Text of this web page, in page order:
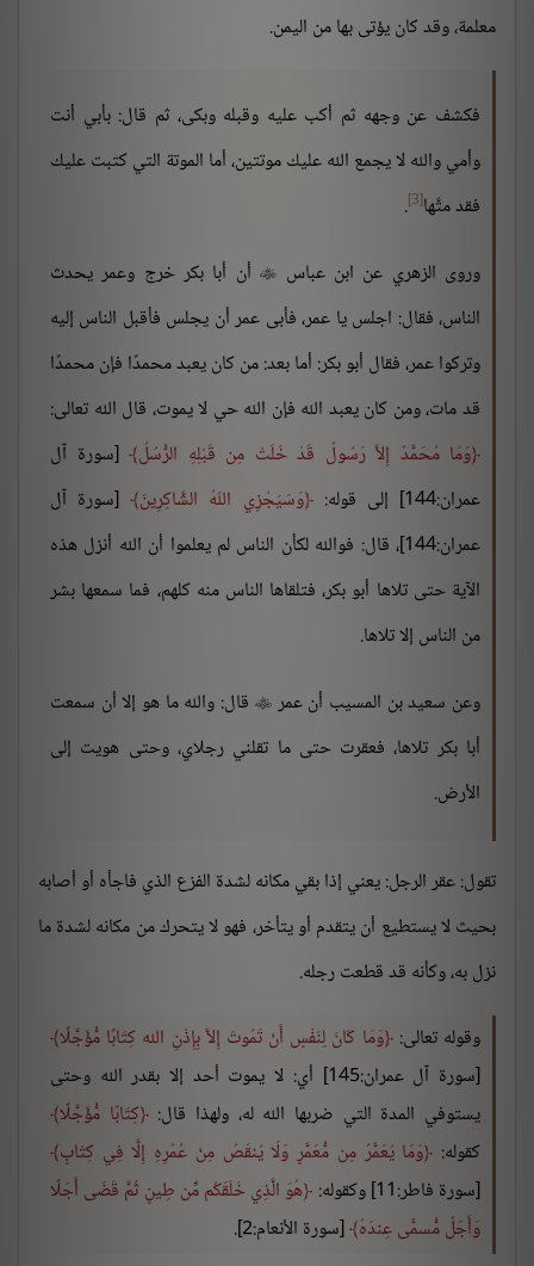
معلمة، وقد كان يؤتى بها من اليمن.
فكشف عن وجهه ثم أكب عليه وقبله وبكى، ثم قال: بأبي أنت
وأمي والله لا يجمع الله عليك موتتين، أما الموتة التي كتبت عليك
فقد متَّها[3]
.
وروى الزهري عن ابن عباس أن أبا بكر خرج وعمر يحدث
الناس، فقال: اجلس يا عمر، فأبى عمر أن يجلس فأقبل الناس إليه
وتركوا عمر، فقال أبو بكر: أما بعد: من كان يعبد محمدًا فإن محمدًا
قد مات، ومن كان يعبد الله فإن الله حي لا يموت، قال الله تعالى:
وَمَا مُحَمَّدٌ إِلاَّ رَسُولٌ قَدْ خَلَتْ مِن قَبْلِهِ الرُّسُلُ
[سورة آل
عمران:144] إلى قوله:
وَسَيَجْزِي اللّهُ الشَّاكِرِينَ [سورة آل
عمران:144]، قال: فوالله لكأن الناس لم يعلموا أن الله أنزل هذه
الآية حتى تلاها أبو بكر، فتلقاها الناس منه كلهم، فما سمعها بشر
من الناس إلا تلاها.
وعن سعيد بن المسيب أن عمر قال: والله ما هو إلا أن سمعت
أبا بكر تلاها، فعقرت حتى ما تقلني رجلاي، وحتى هويت إلى
الأرض.
تقول: عقر الرجل: يعني إذا بقي مكانه لشدة الفزع الذي فاجأه أو أصابه
بحيث لا يستطيع أن يتقدم أو يتأخر، فهو لا يتحرك من مكانه لشدة ما
نزل به، وكأنه قد قطعت رجله.
وقوله تعالى: وَمَا كَانَ لِنَفْسٍ أَنْ تَمُوتَ إِلاَّ بِإِذْنِ الله كِتَابًا مُّؤَجَّلًا
[سورة آل عمران:145] أي: لا يموت أحد إلا بقدر الله وحتى
يستوفي المدة التي ضربها الله له، ولهذا قال: كِتَابًا مُّؤَجَّلًا
كقوله: وَمَا يُعَمَّرُ مِن مُّعَمَّرٍ وَلَا يُنقَصُ مِنْ عُمُرِهِ إِلَّا فِي كِتَابٍ
[سورة فاطر:11] وكقوله:
هُوَ الَّذِي خَلَقَكُم مِّن طِينٍ ثُمَّ قَضَى أَجَلًا
وَأَجَلٌ مُّسمًّى عِندَهُ [سورة الأنعام:2].